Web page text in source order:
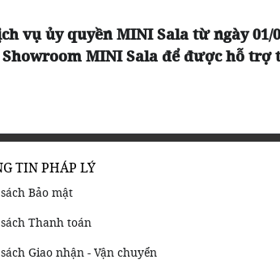
ủy quyền MINI Sala từ ngày 01/
MINI Sala để được hỗ trợ
TIN PHÁP LÝ
Bảo mật
Thanh toán
Giao nhận - Vận chuyển